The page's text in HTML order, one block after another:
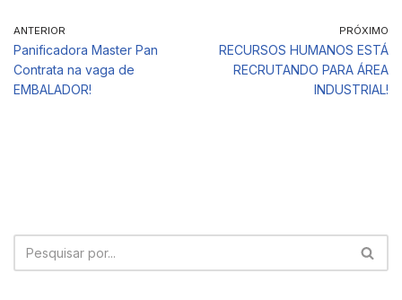
ANTERIOR
Panificadora Master Pan
Contrata na vaga de
EMBALADOR!
PRÓXIMO
RECURSOS HUMANOS ESTÁ
RECRUTANDO PARA ÁREA
INDUSTRIAL!